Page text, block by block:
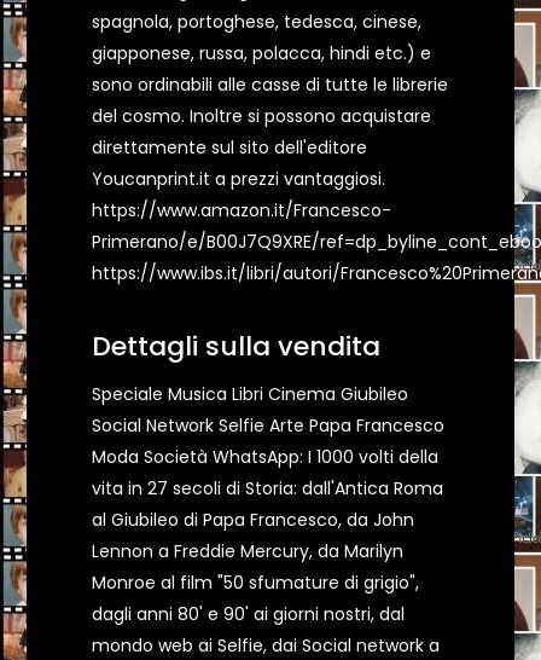
spagnola, portoghese, tedesca, cinese,
giapponese, russa, polacca, hindi etc.) e
sono ordinabili alle casse di tutte le librerie
del cosmo. Inoltre si possono acquistare
direttamente sul sito dell'editore
Youcanprint.it a prezzi vantaggiosi.
https://www.amazon.it/Francesco-
Primerano/e/B00J7Q9XRE/
https://www.ibs.it/libri/autori/
Dettagli sulla vendita
Speciale Musica Libri Cinema Giubileo
Social Network Selfie Arte Papa Francesco
Moda Società WhatsApp: I 1000 volti della
vita in 27 secoli di Storia: dall'Antica Roma
al Giubileo di Papa Francesco, da John
Lennon a Freddie Mercury, da Marilyn
Monroe al film "50 sfumature di grigio",
dagli anni 80' e 90' ai giorni nostri, dal
mondo web ai Selfie, dai Social network a